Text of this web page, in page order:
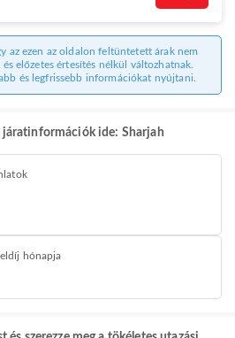
az ezen az oldalon feltüntetett árak nem
előzetes értesítés nélkül változhatnak.
és legfrissebb információkat nyújtani.
járatinformációk ide: Sharjah
hónapja